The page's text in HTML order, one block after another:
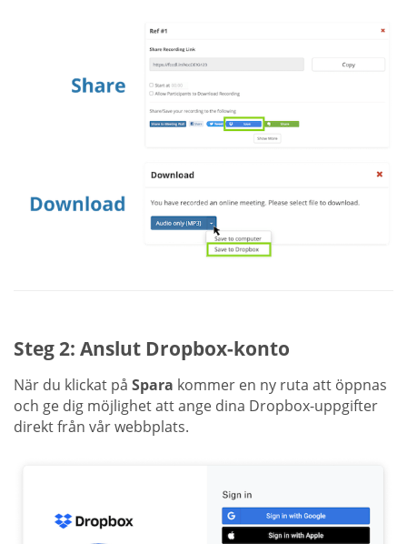
Steg 2: Anslut Dropbox-konto
När du klickat på Spara kommer en ny ruta att öppnas
och ge dig möjlighet att ange dina Dropbox-uppgifter
direkt från vår webbplats.